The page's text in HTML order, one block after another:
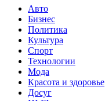
Авто
Бизнес
Политика
Культура
Спорт
Технологии
Мода
Красота и здоровье
Досуг